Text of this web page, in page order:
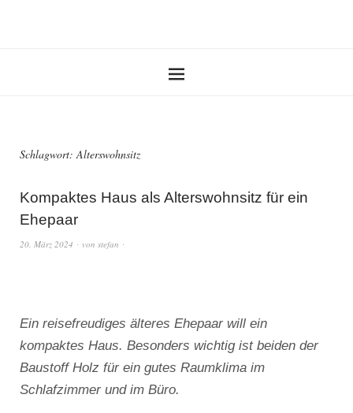
Schlagwort:Alterswohnsitz
Kompaktes Haus als Alterswohnsitz für ein
Ehepaar
20. März 2024 von stefan
Ein reisefreudiges älteres Ehepaar will ein
kompaktes Haus. Besonders wichtig ist beiden der
Baustoff Holz für ein gutes Raumklima im
Schlafzimmer und im Büro.